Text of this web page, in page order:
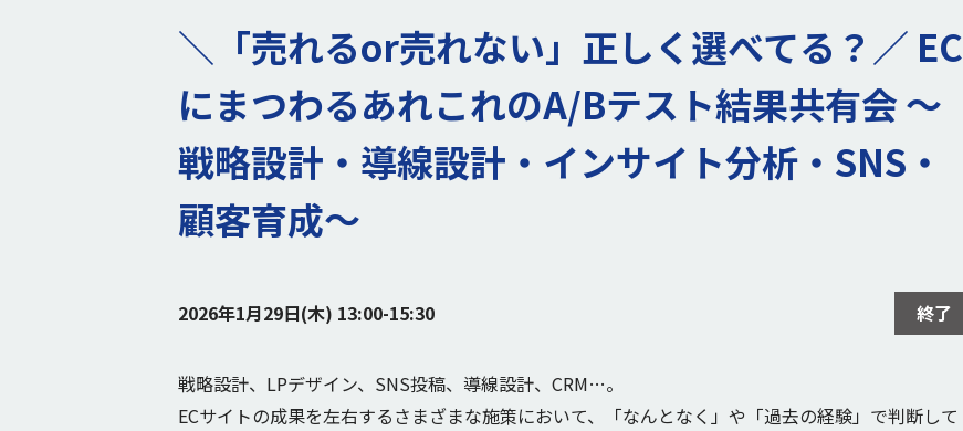
＼「売れるor売れない」正しく選べてる？／ EC
にまつわるあれこれのA/Bテスト結果共有会 ～
戦略設計・導線設計・インサイト分析・SNS・
顧客育成～
2026年1月29日(木) 13:00-15:30 終了
戦略設計、LPデザイン、SNS投稿、導線設計、CRM…。
ECサイトの成果を左右するさまざまな施策において、「なんとなく」や「過去の経験」で判断して